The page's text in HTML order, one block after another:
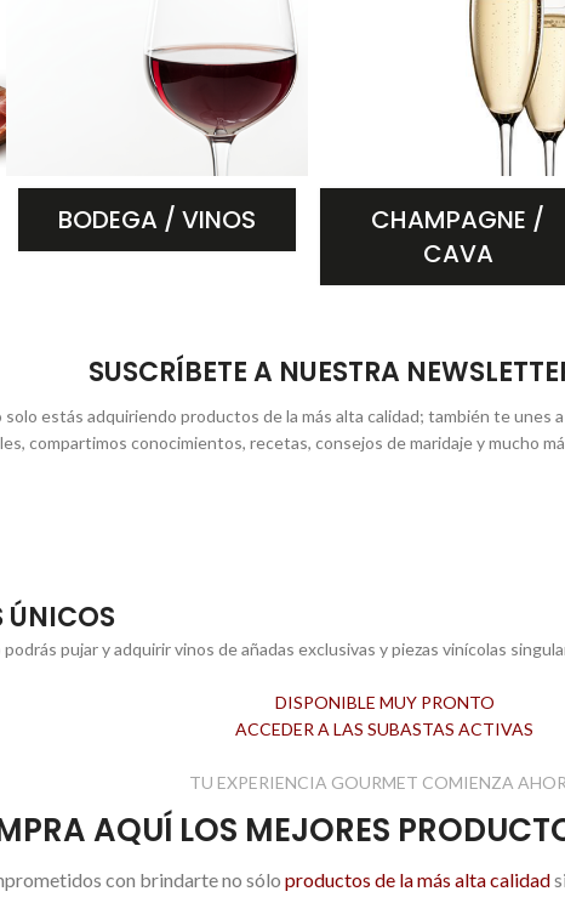
BODEGA / VINOS
CHAMPAGNE /
CAVA
SUSCRÍBETE A NUESTRA
solo estás adquiriendo productos de la más alta calidad; también te unes
compartimos conocimientos, recetas, consejos de maridaje y mucho
ÚNICOS
pujar y adquirir vinos de añadas exclusivas y piezas vinícolas
DISPONIBLE MUY PRONTO
ACCEDER A LAS SUBASTAS ACTIVAS
TU EXPERIENCIA GOURMET COMIENZA
AQUÍ LOS MEJORES
con brindarte no sóloproductos de la más alta calidad